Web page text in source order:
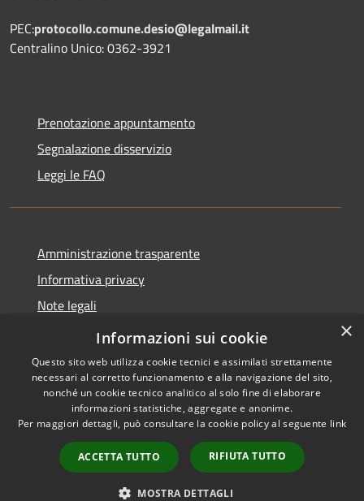
PEC:protocollo.comune.desio@legalmail.it
Centralino Unico: 0362-3921
Prenotazione appuntamento
Segnalazione disservizio
Leggi le FAQ
Amministrazione trasparente
Informativa privacy
Note legali
Dichiarazione di accessibilità
Accessibilità
Copyright © 2026 • Comune di
Desio • Powered by
Municipium•
Accesso
redazione
×
Informazioni sui cookie
Questo sito web utilizza cookie tecnici e assimilati strettamente
necessari al corretto funzionamento e alla navigazione del sito,
nonché un cookie tecnico analitico al solo fine di elaborare
informazioni statistiche, aggregate e anonime.
Per maggiori dettagli, può consultare la cookie policy al seguente link
ACCETTA TUTTO RIFIUTA TUTTO
MOSTRA DETTAGLI